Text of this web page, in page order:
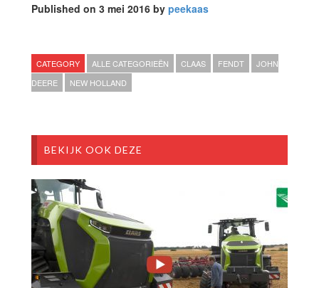
Published on 3 mei 2016 by peekaas
CATEGORY ALLE CATEGORIEËN CLAAS FENDT
JOHN
DEERE
NEW HOLLAND
BEKIJK OOK DEZE